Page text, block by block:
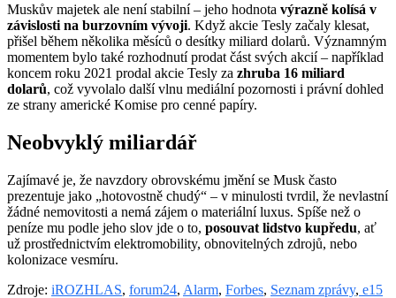
Muskův majetek ale není stabilní – jeho hodnota výrazně kolísá v
závislosti na burzovním vývoji. Když akcie Tesly začaly klesat,
přišel během několika měsíců o desítky miliard dolarů. Významným
momentem bylo také rozhodnutí prodat část svých akcií – například
koncem roku 2021 prodal akcie Tesly za zhruba 16 miliard
dolarů, což vyvolalo další vlnu mediální pozornosti i právní dohled
ze strany americké Komise pro cenné papíry.
Neobvyklý miliardář
Zajímavé je, že navzdory obrovskému jmění se Musk často
prezentuje jako „hotovostně chudý“ – v minulosti tvrdil, že nevlastní
žádné nemovitosti a nemá zájem o materiální luxus. Spíše než o
peníze mu podle jeho slov jde o to, posouvat lidstvo kupředu, ať
už prostřednictvím elektromobility, obnovitelných zdrojů, nebo
kolonizace vesmíru.
Zdroje: iROZHLAS, forum24, Alarm, Forbes, Seznam zprávy, e15